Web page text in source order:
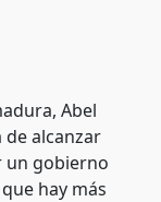
Abel
alcanzar
un gobierno
hay más